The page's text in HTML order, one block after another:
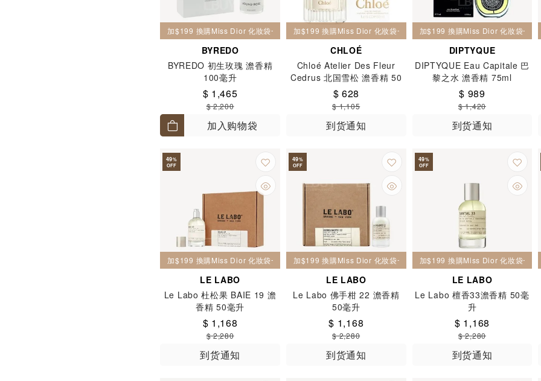
加$199 換購Miss Dior 化妝袋一個
BYREDO
BYREDO 初生玫瑰 澹香精
100毫升
$ 1,465
$ 2,200
加入购物袋
加$199 換購Miss Dior 化妝袋一個
CHLOÉ
Chloé Atelier Des Fleur
Cedrus 北国雪松 澹香精 50
毫升
$ 628
$ 1,105
到货通知
加$199 換購Miss Dior 化妝袋一個
DIPTYQUE
DIPTYQUE Eau Capitale 巴
黎之水 澹香精 75ml
$ 989
$ 1,420
到货通知
49%
OFF
加$199 換購Miss Dior 化妝袋一個
LE LABO
Le Labo 杜松果 BAIE 19 澹
香精 50毫升
$ 1,168
$ 2,280
到货通知
49%
OFF
加$199 換購Miss Dior 化妝袋一個
LE LABO
Le Labo 佛手柑 22 澹香精
50毫升
$ 1,168
$ 2,280
到货通知
49%
OFF
加$199 換購Miss Dior 化妝袋一個
LE LABO
Le Labo 檀香33澹香精 50毫
升
$ 1,168
$ 2,280
到货通知